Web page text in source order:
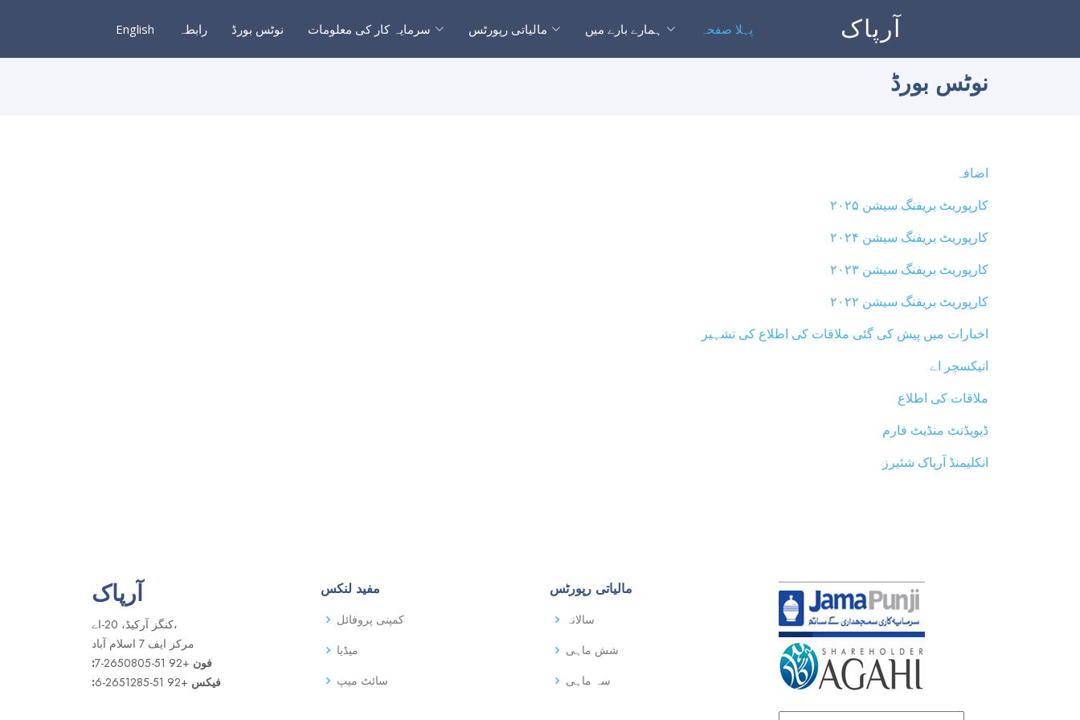
English رابطہ نوٹس بورڈ سرمایہ کار کی معلومات مالیاتی رپورٹس ہمارے بارے میں پہلا صفحہ آرپاک
نوٹس بورڈ
اضافہ
کارپوریٹ بریفنگ سیشن ۲۰۲۵
کارپوریٹ بریفنگ سیشن ۲۰۲۴
کارپوریٹ بریفنگ سیشن ۲۰۲۳
کارپوریٹ بریفنگ سیشن ۲۰۲۲
اخبارات میں پیش کی گئی ملاقات کی اطلاع کی تشہیر
انیکسچر اے
ملاقات کی اطلاع
ڈیویڈنٹ منڈیٹ فارم
انکلیمنڈ آرپاک شئیرز
آرپاک
کنگز آرکیڈ، 20-اے،
مرکز ایف 7 اسلام آباد
:فون +92 51-2650805-7
:فیکس +92 51-2651285-6
مفید لنکس
کمپنی پروفائل
میڈیا
سائٹ میپ
مالیاتی رپورٹس
سالانہ
شش ماہی
سہ ماہی